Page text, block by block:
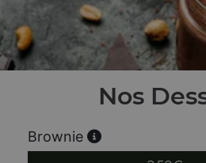
Nos
Brownie